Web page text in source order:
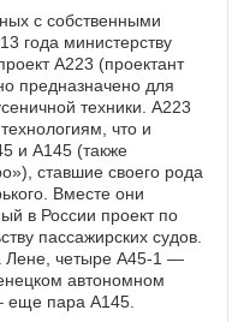
с собственными
года министерству
А223 (проектант
предназначено для
техники. А223
что и
и А145 (также
ставшие своего рода
Вместе они
в России проект по
пассажирских судов.
Лене, четыре А45-1 —
автономном
еще пара А145.